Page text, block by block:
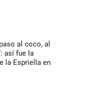
al coco, al
así fue la
la Espriella en